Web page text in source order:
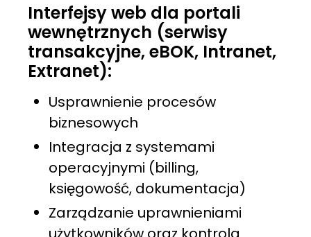
Interfejsy web dla portali
wewnętrznych (serwisy
transakcyjne, eBOK, Intranet,
Extranet):
Usprawnienie procesów
biznesowych
Integracja z systemami
operacyjnymi (billing,
księgowość, dokumentacja)
Zarządzanie uprawnieniami